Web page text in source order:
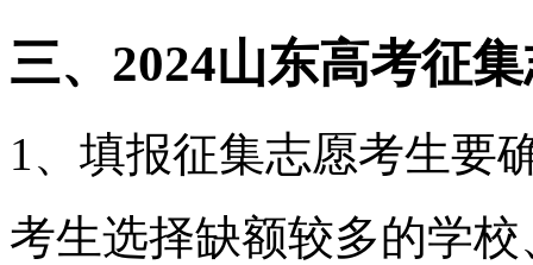
三、2024山东高考征
1、填报征集志愿考生要
考生选择缺额较多的学